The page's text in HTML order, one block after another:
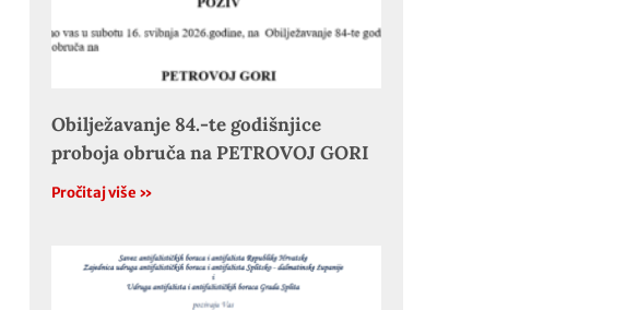
Obilježavanje 84.-te godišnjice
proboja obruča na PETROVOJ GORI
Pročitaj više »